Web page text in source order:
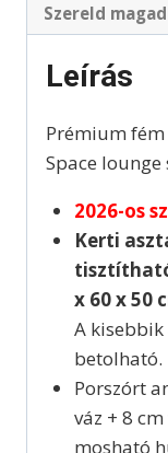
Szereld magad
Leírás
Prémium
Space lounge
2026-os
Kerti
x 60 x 50
A
betolható.
Porszórt
váz + 8
mosható